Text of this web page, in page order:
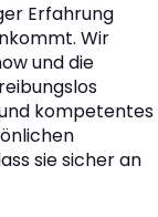
Erfahrung
Wir
und die
kompetentes
sie sicher an